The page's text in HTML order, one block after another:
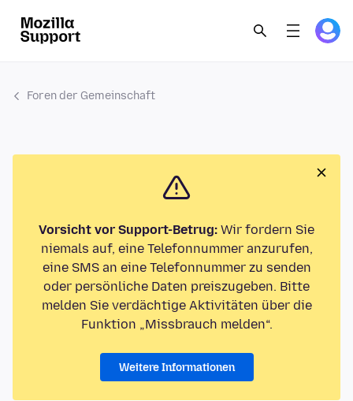
Foren der Gemeinschaft
Vorsicht vor Support-Betrug: Wir fordern Sie
niemals auf, eine Telefonnummer anzurufen,
eine SMS an eine Telefonnummer zu senden
oder persönliche Daten preiszugeben. Bitte
melden Sie verdächtige Aktivitäten über die
Funktion „Missbrauch melden“.
Weitere Informationen